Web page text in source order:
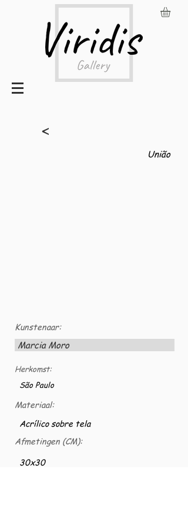
<
União
Kunstenaar:
Marcia Moro
Herkomst:
São Paulo
Materiaal:
Acrílico sobre tela
Afmetingen (CM):
30x30